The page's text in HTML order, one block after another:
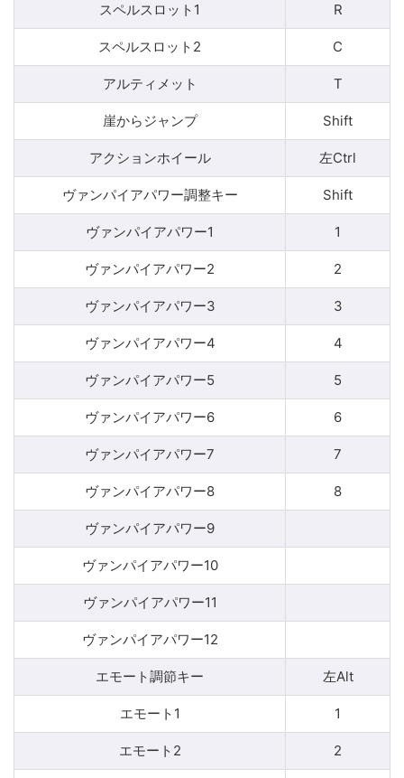
スペルスロット1 R
スペルスロット2 C
アルティメット T
崖からジャンプ Shift
アクションホイール 左Ctrl
ヴァンパイアパワー調整キー Shift
ヴァンパイアパワー1 1
ヴァンパイアパワー2 2
ヴァンパイアパワー3 3
ヴァンパイアパワー4 4
ヴァンパイアパワー5 5
ヴァンパイアパワー6 6
ヴァンパイアパワー7 7
ヴァンパイアパワー8 8
ヴァンパイアパワー9
ヴァンパイアパワー10
ヴァンパイアパワー11
ヴァンパイアパワー12
エモート調節キー 左Alt
エモート1 1
エモート2 2